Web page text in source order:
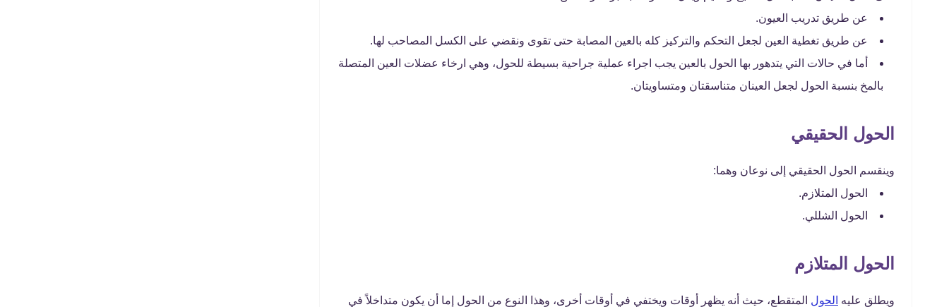
عن طريق تدريب العيون.
عن طريق تغطية العين لجعل التحكم والتركيز كله بالعين المصابة حتى تقوى ونقضي على الكسل المصاحب لها.
أما في حالات التي يتدهور بها الحول بالعين يجب اجراء عملية جراحية بسيطة للحول، وهي ارخاء عضلات العين المتصلة
بالمخ بنسبة الحول لجعل العينان متناسقتان ومتساويتان.
الحول الحقيقي
وينقسم الحول الحقيقي إلى نوعان وهما:
الحول المتلازم.
الحول الشللي.
الحول المتلازم
ويطلق عليه الحول المتقطع، حيث أنه يظهر أوقات ويختفي في أوقات أخرى، وهذا النوع من الحول إما أن يكون متداخلاً في